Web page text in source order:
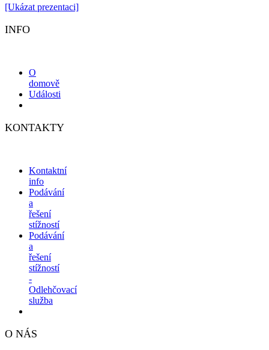
[Ukázat prezentaci]
INFO
O
domově
Události
KONTAKTY
Kontaktní
info
Podávání
a
řešení
stížností
Podávání
a
řešení
stížností
-
Odlehčovací
služba
O NÁS